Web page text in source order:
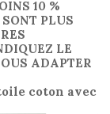
10 %
PLUS
LE
ADAPTER
coton avec